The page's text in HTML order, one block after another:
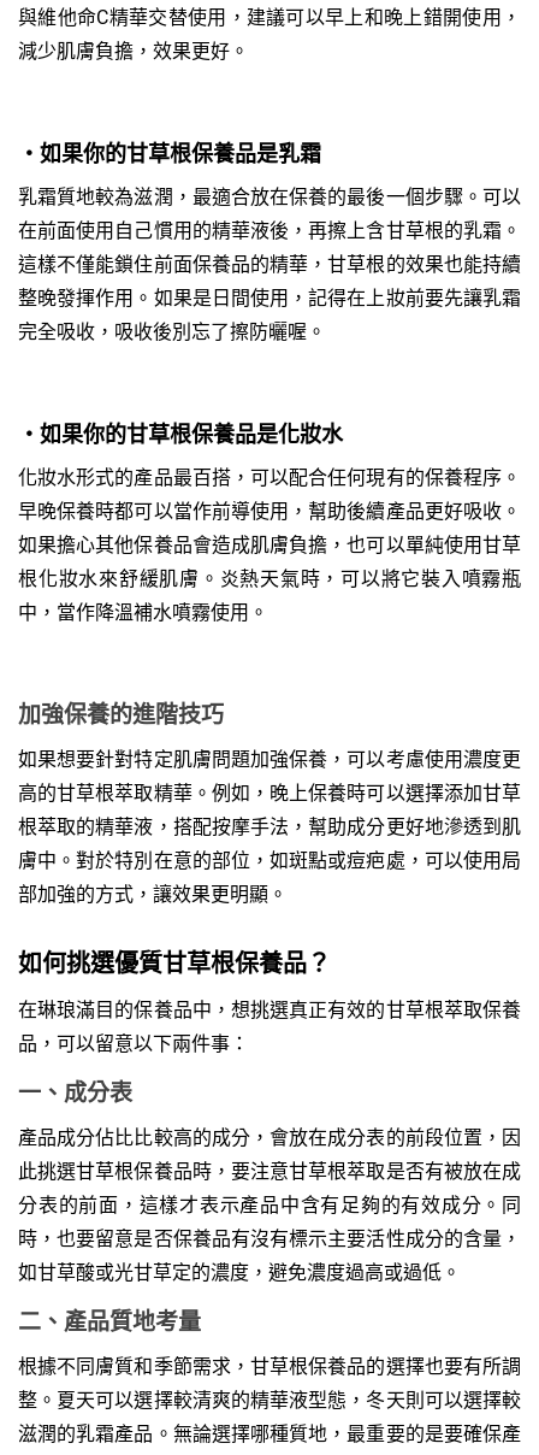
與維他命C精華交替使用，建議可以早上和晚上錯開使用，
減少肌膚負擔，效果更好。
・如果你的甘草根保養品是乳霜
乳霜質地較為滋潤，最適合放在保養的最後一個步驟。可以
在前面使用自己慣用的精華液後，再擦上含甘草根的乳霜。
這樣不僅能鎖住前面保養品的精華，甘草根的效果也能持續
整晚發揮作用。如果是日間使用，記得在上妝前要先讓乳霜
完全吸收，吸收後別忘了擦防曬喔。
・如果你的甘草根保養品是化妝水
化妝水形式的產品最百搭，可以配合任何現有的保養程序。
早晚保養時都可以當作前導使用，幫助後續產品更好吸收。
如果擔心其他保養品會造成肌膚負擔，也可以單純使用甘草
根化妝水來舒緩肌膚。炎熱天氣時，可以將它裝入噴霧瓶
中，當作降溫補水噴霧使用。
加強保養的進階技巧
如果想要針對特定肌膚問題加強保養，可以考慮使用濃度更
高的甘草根萃取精華。例如，晚上保養時可以選擇添加甘草
根萃取的精華液，搭配按摩手法，幫助成分更好地滲透到肌
膚中。對於特別在意的部位，如斑點或痘疤處，可以使用局
部加強的方式，讓效果更明顯。
如何挑選優質甘草根保養品？
在琳琅滿目的保養品中，想挑選真正有效的甘草根萃取保養
品，可以留意以下兩件事：
一、成分表
產品成分佔比比較高的成分，會放在成分表的前段位置，因
此挑選甘草根保養品時，要注意甘草根萃取是否有被放在成
分表的前面，這樣才表示產品中含有足夠的有效成分。同
時，也要留意是否保養品有沒有標示主要活性成分的含量，
如甘草酸或光甘草定的濃度，避免濃度過高或過低。
二、產品質地考量
根據不同膚質和季節需求，甘草根保養品的選擇也要有所調
整。夏天可以選擇較清爽的精華液型態，冬天則可以選擇較
滋潤的乳霜產品。無論選擇哪種質地，最重要的是要確保產